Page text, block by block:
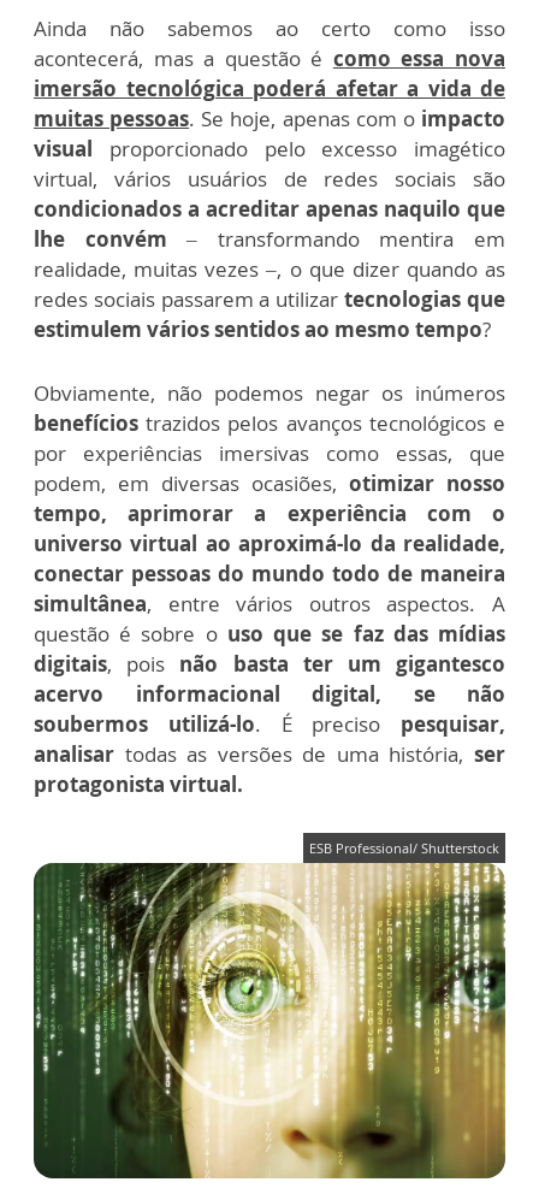
Ainda não sabemos ao certo como isso
acontecerá, mas a questão é como essa nova
imersão tecnológica poderá afetar a vida de
muitas pessoas. Se hoje, apenas com o impacto
visual proporcionado pelo excesso imagético
virtual, vários usuários de redes sociais são
condicionados a acreditar apenas naquilo que
lhe convém – transformando mentira em
realidade, muitas vezes –, o que dizer quando as
redes sociais passarem a utilizar tecnologias que
estimulem vários sentidos ao mesmo tempo?
Obviamente, não podemos negar os inúmeros
benefícios trazidos pelos avanços tecnológicos e
por experiências imersivas como essas, que
podem, em diversas ocasiões, otimizar nosso
tempo, aprimorar a experiência com o
universo virtual ao aproximá-lo da realidade,
conectar pessoas do mundo todo de maneira
simultânea, entre vários outros aspectos. A
questão é sobre ouso que se faz das mídias
digitais, pois não basta ter um gigantesco
acervo informacional digital, se não
soubermos utilizá-lo. É preciso pesquisar,
analisar todas as versões de uma história, ser
protagonista virtual.
ESB Professional/ Shutterstock